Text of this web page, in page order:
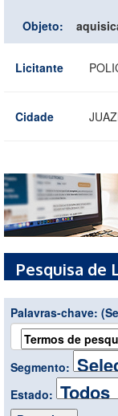
Objeto:
Licitante
Cidade
Pesquisa de
Palavras-chave:
Segmento:
Estado: